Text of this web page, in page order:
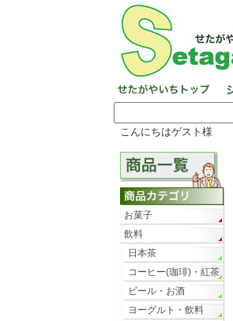
こんにちはゲスト様
お菓子
飲料
日本茶
コーヒー(珈琲)・紅茶
ビール・お酒
ヨーグルト・飲料